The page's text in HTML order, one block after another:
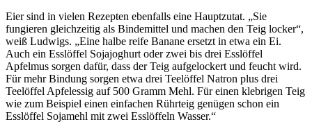
Eier sind in vielen Rezepten ebenfalls eine Hauptzutat. „Sie
fungieren gleichzeitig als Bindemittel und machen den Teig locker“,
weiß Ludwigs. „Eine halbe reife Banane er­setzt in etwa ein Ei.
Auch ein Esslöffel Sojajoghurt oder zwei bis drei Esslöffel
Apfelmus sorgen dafür, dass der Teig aufgelockert und feucht wird.
Für mehr Bindung sor­gen etwa drei Teelöffel Natron plus drei
Teelöffel Apfel­essig auf 500 Gramm Mehl. Für einen klebrigen Teig
wie zum Beispiel einen einfachen Rührteig ge­nügen schon ein
Esslöffel Sojamehl mit zwei Esslöffeln Wasser.“